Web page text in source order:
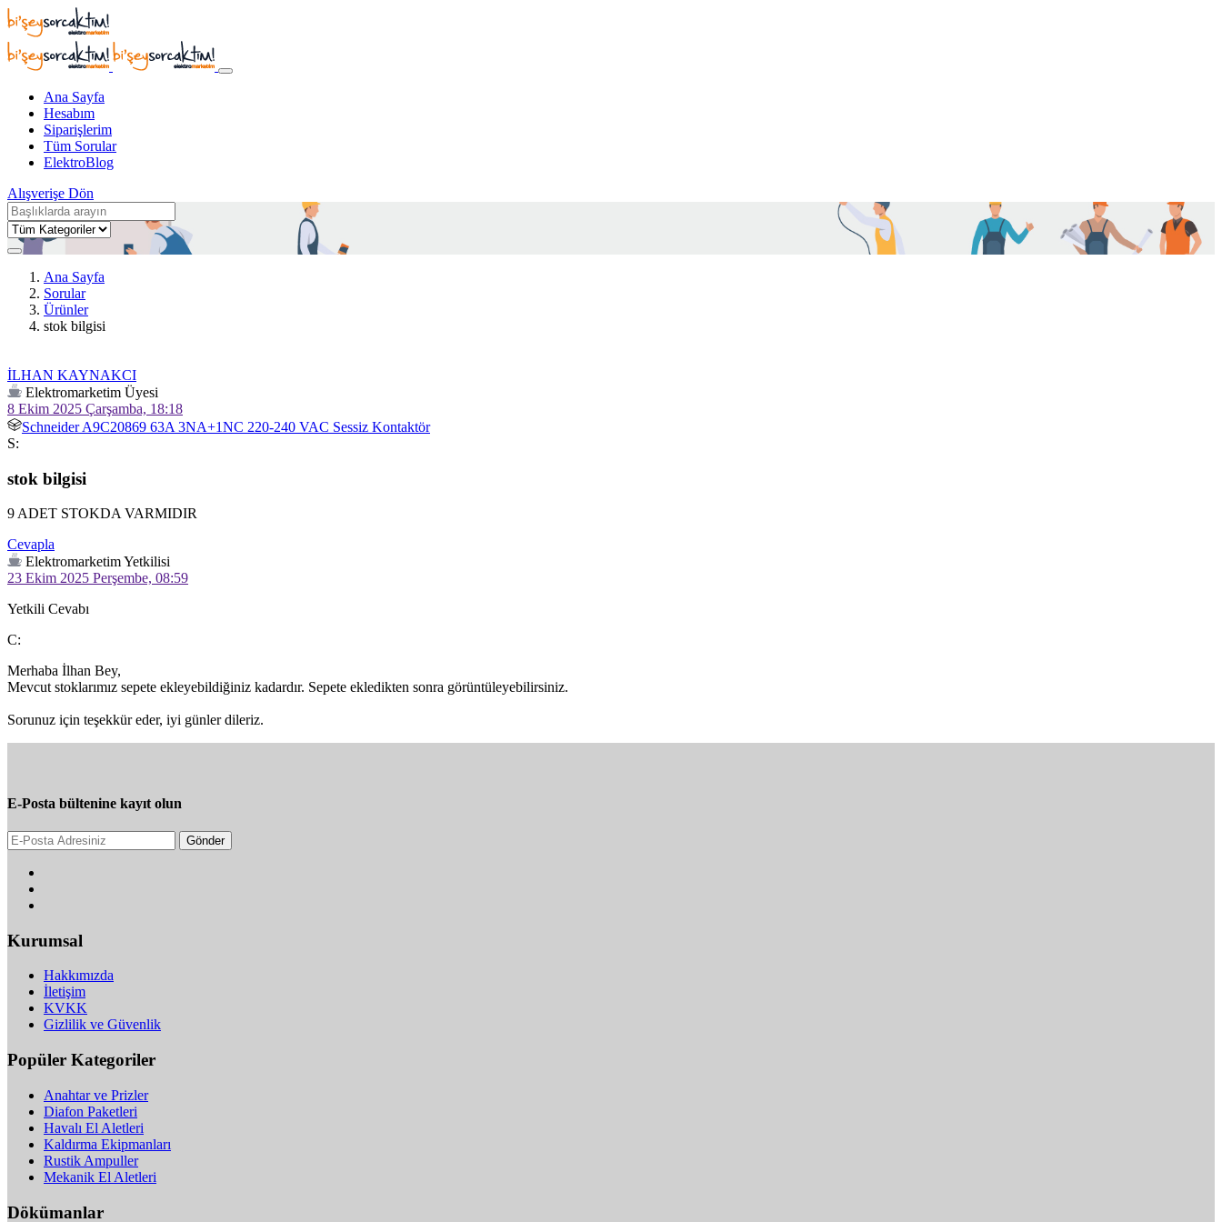
Ana Sayfa
Hesabım
Siparişlerim
Tüm Sorular
ElektroBlog
Alışverişe Dön
Ana Sayfa
Sorular
Ürünler
stok bilgisi
İLHAN KAYNAKCI
Elektromarketim Üyesi
8 Ekim 2025 Çarşamba, 18:18
Schneider A9C20869 63A 3NA+1NC 220-240 VAC Sessiz Kontaktör
S:
stok bilgisi
9 ADET STOKDA VARMIDIR
Cevapla
Elektromarketim Yetkilisi
23 Ekim 2025 Perşembe, 08:59
Yetkili Cevabı
C:
Merhaba İlhan Bey,
Mevcut stoklarımız sepete ekleyebildiğiniz kadardır. Sepete ekledikten sonra görüntüleyebilirsiniz.
Sorunuz için teşekkür eder, iyi günler dileriz.
E-Posta bültenine kayıt olun
Gönder
Kurumsal
Hakkımızda
İletişim
KVKK
Gizlilik ve Güvenlik
Popüler Kategoriler
Anahtar ve Prizler
Diafon Paketleri
Havalı El Aletleri
Kaldırma Ekipmanları
Rustik Ampuller
Mekanik El Aletleri
Dökümanlar